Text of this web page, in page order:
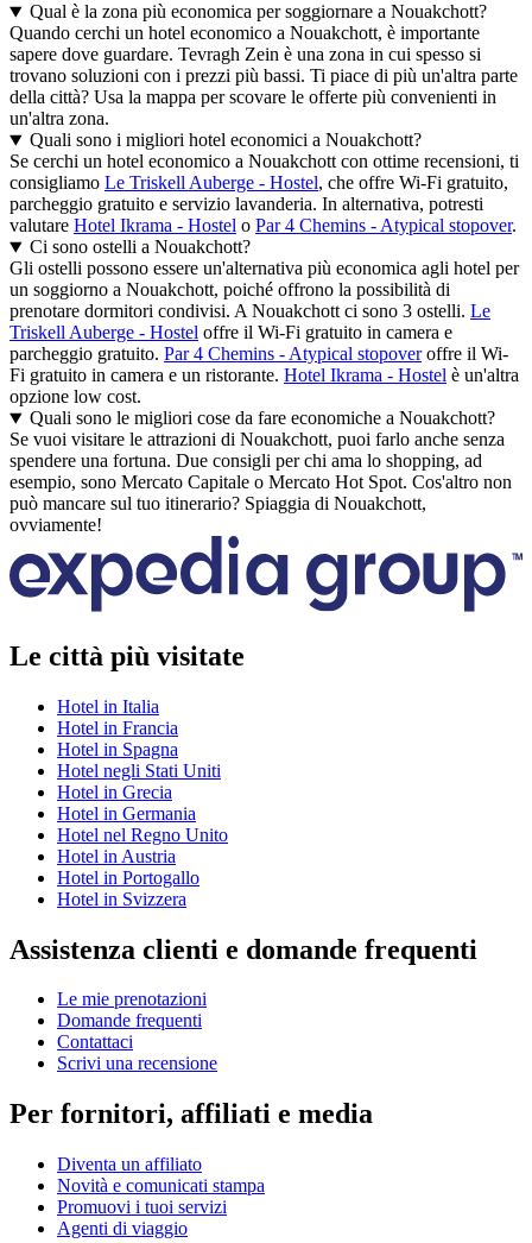
Qual è la zona più economica per soggiornare a Nouakchott?
Quando cerchi un hotel economico a Nouakchott, è importante
sapere dove guardare. Tevragh Zein è una zona in cui spesso si
trovano soluzioni con i prezzi più bassi. Ti piace di più un'altra parte
della città? Usa la mappa per scovare le offerte più convenienti in
un'altra zona.
Quali sono i migliori hotel economici a Nouakchott?
Se cerchi un hotel economico a Nouakchott con ottime recensioni, ti
consigliamo Le Triskell Auberge - Hostel, che offre Wi-Fi gratuito,
parcheggio gratuito e servizio lavanderia. In alternativa, potresti
valutare Hotel Ikrama - Hostel o Par 4 Chemins - Atypical stopover.
Ci sono ostelli a Nouakchott?
Gli ostelli possono essere un'alternativa più economica agli hotel per
un soggiorno a Nouakchott, poiché offrono la possibilità di
prenotare dormitori condivisi. A Nouakchott ci sono 3 ostelli. Le
Triskell Auberge - Hostel offre il Wi-Fi gratuito in camera e
parcheggio gratuito. Par 4 Chemins - Atypical stopoveroffre il Wi-
Fi gratuito in camera e un ristorante. Hotel Ikrama - Hostel è un'altra
opzione low cost.
Quali sono le migliori cose da fare economiche a Nouakchott?
Se vuoi visitare le attrazioni di Nouakchott, puoi farlo anche senza
spendere una fortuna. Due consigli per chi ama lo shopping, ad
esempio, sono Mercato Capitale o Mercato Hot Spot. Cos'altro non
può mancare sul tuo itinerario? Spiaggia di Nouakchott,
ovviamente!
Le città più visitate
Hotel in Italia
Hotel in Francia
Hotel in Spagna
Hotel negli Stati Uniti
Hotel in Grecia
Hotel in Germania
Hotel nel Regno Unito
Hotel in Austria
Hotel in Portogallo
Hotel in Svizzera
Assistenza clienti e domande frequenti
Le mie prenotazioni
Domande frequenti
Contattaci
Scrivi una recensione
Per fornitori, affiliati e media
Diventa un affiliato
Novità e comunicati stampa
Promuovi i tuoi servizi
Agenti di viaggio